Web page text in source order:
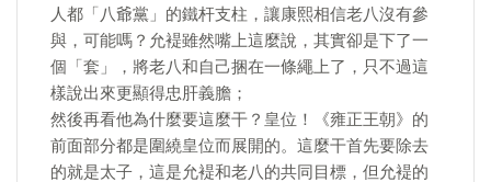
人都「八爺黨」的鐵杆支柱，讓康熙相信老八沒有參
與，可能嗎？允褆雖然嘴上這麼說，其實卻是下了一
個「套」，將老八和自己捆在一條繩上了，只不過這
樣說出來更顯得忠肝義膽；
然後再看他為什麼要這麼干？皇位！《雍正王朝》的
前面部分都是圍繞皇位而展開的。這麼干首先要除去
的就是太子，這是允褆和老八的共同目標，但允褆的